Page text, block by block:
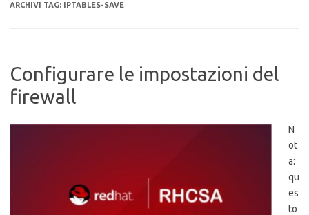
ARCHIVI TAG: IPTABLES-SAVE
Configurare le impostazioni del
firewall
N
ot
a:
qu
es
to